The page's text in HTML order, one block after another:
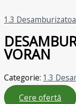
1.3
VORAN
Categorie: 1.3
Cere ofertă